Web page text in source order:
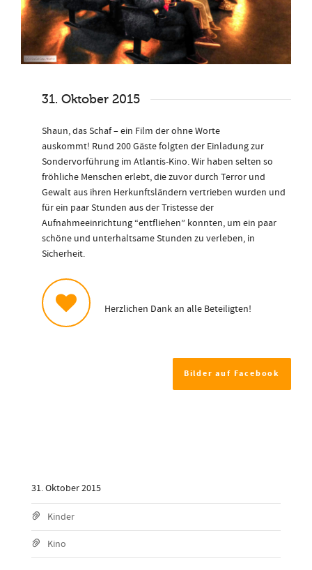
31. Oktober 2015
Shaun, das Schaf – ein Film der ohne Worte
auskommt! Rund 200 Gäste folgten der Einladung zur
Sondervorführung im Atlantis-Kino. Wir haben selten so
fröhliche Menschen erlebt, die zuvor durch Terror und
Gewalt aus ihren Herkunftsländern vertrieben wurden und
für ein paar Stunden aus der Tristesse der
Aufnahmeeinrichtung “entfliehen” konnten, um ein paar
schöne und unterhaltsame Stunden zu verleben, in
Sicherheit.
Herzlichen Dank an alle Beteiligten!
Bilder auf Facebook
31. Oktober 2015
Kinder
Kino